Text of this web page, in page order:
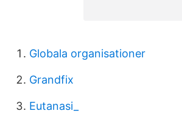
Globala organisationer
Grandfix
Eutanasi_